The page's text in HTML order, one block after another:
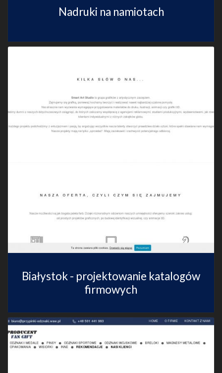
Nadruki na namiotach
Białystok - projektowanie katalogów
firmowych